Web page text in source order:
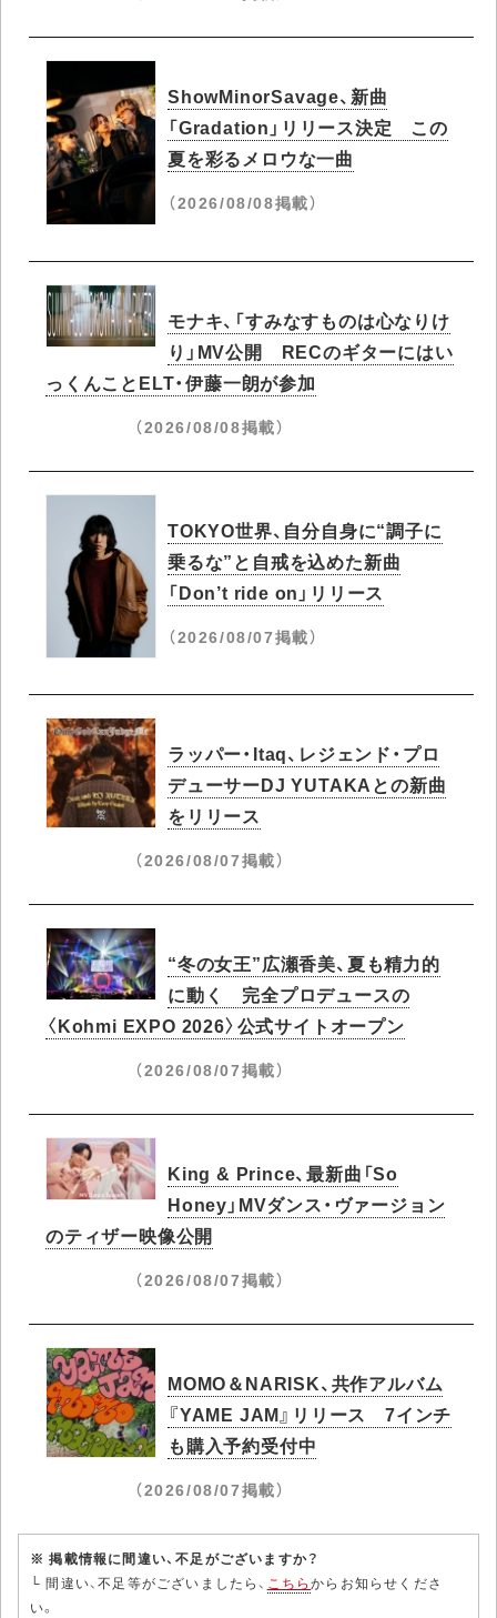
ShowMinorSavage、新曲
「Gradation」リリース決定 この
夏を彩るメロウな一曲
（2026/08/08掲載）
モナキ、「すみなすものは心なりけ
り」MV公開 RECのギターにはい
っくんことELT・伊藤一朗が参加
（2026/08/08掲載）
TOKYO世界、自分自身に“調子に
乗るな”と自戒を込めた新曲
「Don’t ride on」リリース
（2026/08/07掲載）
ラッパー・Itaq、レジェンド・プロ
デューサーDJ YUTAKAとの新曲
をリリース
（2026/08/07掲載）
“冬の女王”広瀬香美、夏も精力的
に動く 完全プロデュースの
〈Kohmi EXPO 2026〉公式サイトオープン
（2026/08/07掲載）
King & Prince、最新曲「So
Honey」MVダンス・ヴァージョン
のティザー映像公開
（2026/08/07掲載）
MOMO＆NARISK、共作アルバム
『YAME JAM』リリース 7インチ
も購入予約受付中
（2026/08/07掲載）
※ 掲載情報に間違い、不足がございますか？
└ 間違い、不足等がございましたら、 こちらからお知らせくださ
い。